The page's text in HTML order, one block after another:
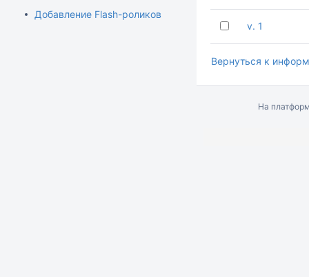
Добавление Flash-роликов
v. 1
Вернуться к
На